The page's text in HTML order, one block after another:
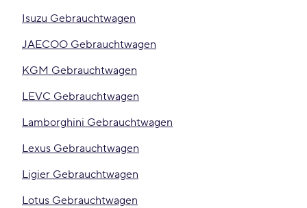
Isuzu Gebrauchtwagen
JAECOO Gebrauchtwagen
KGM Gebrauchtwagen
LEVC Gebrauchtwagen
Lamborghini Gebrauchtwagen
Lexus Gebrauchtwagen
Ligier Gebrauchtwagen
Lotus Gebrauchtwagen